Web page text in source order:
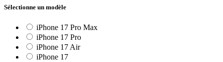
Sélectionne un modèle
iPhone 17 Pro Max
iPhone 17 Pro
iPhone 17 Air
iPhone 17